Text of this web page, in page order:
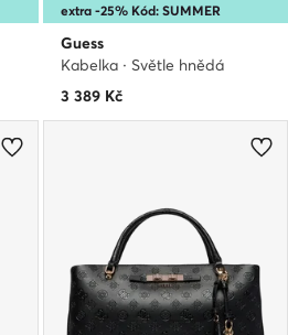
extra -25% Kód: SUMMER
Guess
Kabelka · Světle hnědá
3 389 Kč